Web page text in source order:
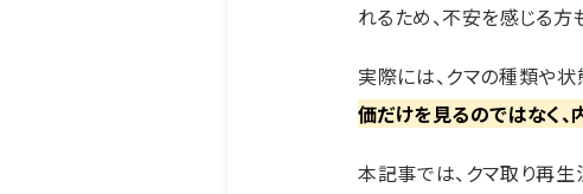
れるため、不安を感じる方
実際には、クマの種類や状
価だけを見るのではなく
本記事では、クマ取り再生